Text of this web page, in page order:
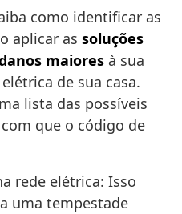
como identificar as
aplicar as soluções
maiores à sua
de sua casa.
lista das possíveis
que o código de
rede elétrica: Isso
uma tempestade